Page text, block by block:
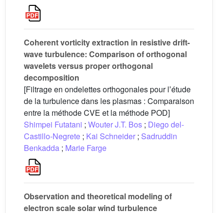
Coherent vorticity extraction in resistive drift-
wave turbulence: Comparison of orthogonal
wavelets versus proper orthogonal
decomposition
[Filtrage en ondelettes orthogonales pour lʼétude
de la turbulence dans les plasmas : Comparaison
entre la méthode CVE et la méthode POD]
Shimpei Futatani ; Wouter J.T. Bos ; Diego del-
Castillo-Negrete ; Kai Schneider ; Sadruddin
Benkadda ; Marie Farge
Observation and theoretical modeling of
electron scale solar wind turbulence